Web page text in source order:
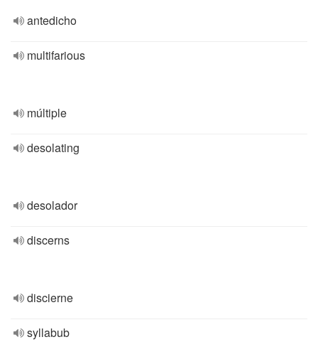
antedicho
multifarious
múltiple
desolating
desolador
discerns
discierne
syllabub